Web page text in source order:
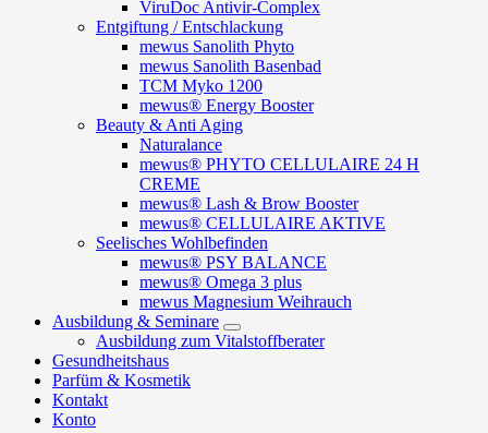
ViruDoc Antivir-Complex
Entgiftung / Entschlackung
mewus Sanolith Phyto
mewus Sanolith Basenbad
TCM Myko 1200
mewus® Energy Booster
Beauty & Anti Aging
Naturalance
mewus® PHYTO CELLULAIRE 24 H
CREME
mewus® Lash & Brow Booster
mewus® CELLULAIRE AKTIVE
Seelisches Wohlbefinden
mewus® PSY BALANCE
mewus® Omega 3 plus
mewus Magnesium Weihrauch
Ausbildung & Seminare
Ausbildung zum Vitalstoffberater
Gesundheitshaus
Parfüm & Kosmetik
Kontakt
Konto